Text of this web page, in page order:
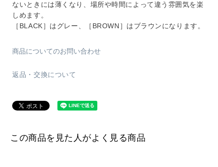
ないときには薄くなり、場所や時間によって違う雰囲気を楽
しめます。
［BLACK］はグレー、［BROWN］はブラウンになります。
商品についてのお問い合わせ
返品・交換について
この商品を見た人がよく見る商品